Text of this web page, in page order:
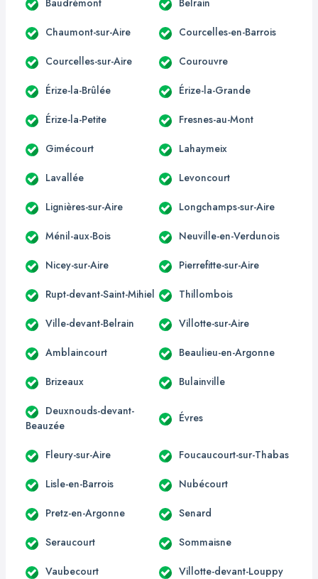
Chaumont-sur-Aire Courcelles-en-Barrois
Courcelles-sur-Aire Courouvre
Érize-la-Brûlée Érize-la-Grande
Érize-la-Petite Fresnes-au-Mont
Gimécourt Lahaymeix
Lavallée Levoncourt
Lignières-sur-Aire Longchamps-sur-Aire
Ménil-aux-Bois Neuville-en-Verdunois
Nicey-sur-Aire Pierrefitte-sur-Aire
Rupt-devant-Saint-Mihiel Thillombois
Ville-devant-Belrain Villotte-sur-Aire
Amblaincourt Beaulieu-en-Argonne
Brizeaux Bulainville
Deuxnouds-devant-
Beauzée
Évres
Fleury-sur-Aire Foucaucourt-sur-Thabas
Lisle-en-Barrois Nubécourt
Pretz-en-Argonne Senard
Seraucourt Sommaisne
Vaubecourt Villotte-devant-Louppy